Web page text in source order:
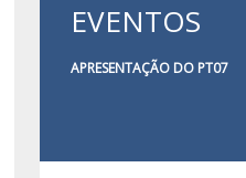
EVENTOS
APRESENTAÇÃO DO PT07